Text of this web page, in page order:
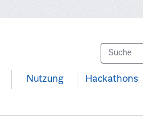
Nutzung Hackathons